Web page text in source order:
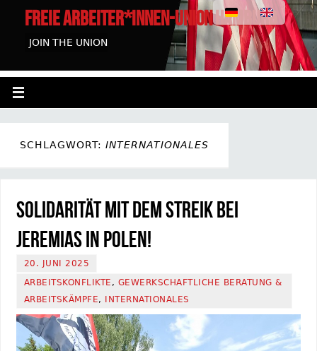
FREIE ARBEITER*INNEN-UNION HAMBURG
JOIN THE UNION
SCHLAGWORT: INTERNATIONALES
Solidarität mit dem Streik bei
Jeremias in Polen!
20. JUNI 2025
ARBEITSKONFLIKTE , GEWERKSCHAFTLICHE BERATUNG &
ARBEITSKÄMPFE, INTERNATIONALES